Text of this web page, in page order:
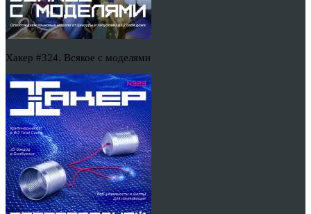
Хакер #324. Всякое с моделями